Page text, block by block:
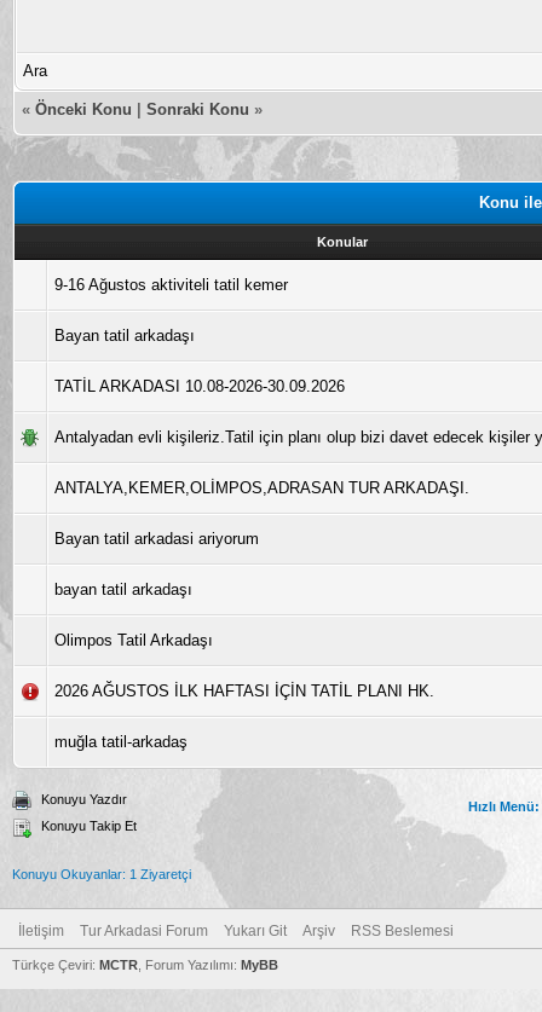
Ara
« Önceki Konu Sonraki Konu »
Konu
Konular
9-16 Ağustos aktiviteli tatil kemer
Bayan tatil arkadaşı
TATİL ARKADASI 10.08-2026-30.09.2026
Antalyadan evli kişileriz.Tatil için planı olup bizi davet edecek kişiler
ANTALYA,KEMER,OLİMPOS,ADRASAN TUR ARKADAŞI.
Bayan tatil arkadasi ariyorum
bayan tatil arkadaşı
Olimpos Tatil Arkadaşı
2026 AĞUSTOS İLK HAFTASI İÇİN TATİL PLANI HK.
muğla tatil-arkadaş
Konuyu Yazdır
Konuyu Takip Et
Hızlı Menü:
Konuyu Okuyanlar: 1 Ziyaretçi
İletişim Tur Arkadasi Forum Yukarı Git Arşiv RSS Beslemesi
Türkçe Çeviri: MCTR , Forum Yazılımı: MyBB